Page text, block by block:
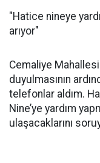
"Hatice nineye
arıyor"
Cemaliye
duyulmasının
telefonlar aldım.
Nine’ye yardım
ulaşacaklarını